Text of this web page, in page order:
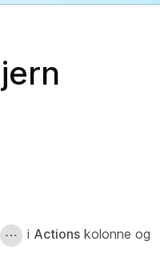
i Actions kolonne og